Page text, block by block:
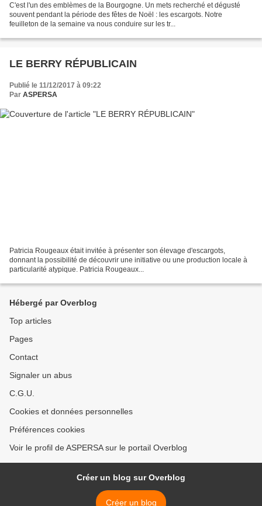
C'est l'un des emblèmes de la Bourgogne. Un mets recherché et dégusté
souvent pendant la période des fêtes de Noël : les escargots. Notre
feuilleton de la semaine va nous conduire sur les tr...
LE BERRY RÉPUBLICAIN
Publié le 11/12/2017 à 09:22
Par ASPERSA
Patricia Rougeaux était invitée à présenter son élevage d'escargots,
donnant la possibilité de découvrir une initiative ou une production locale à
particularité atypique. Patricia Rougeaux...
Hébergé par Overblog
Top articles
Pages
Contact
Signaler un abus
C.G.U.
Cookies et données personnelles
Préférences cookies
Voir le profil de ASPERSA sur le portail Overblog
Créer un blog sur Overblog
Créer un blog